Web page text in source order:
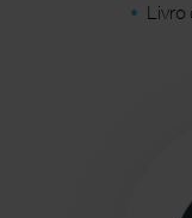
Livro